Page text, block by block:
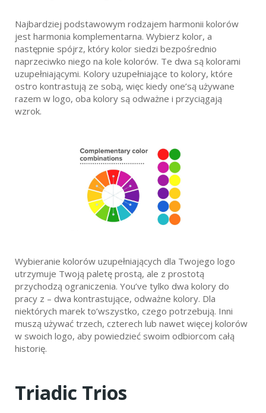
Najbardziej podstawowym rodzajem harmonii kolorów
jest harmonia komplementarna. Wybierz kolor, a
następnie spójrz, który kolor siedzi bezpośrednio
naprzeciwko niego na kole kolorów. Te dwa są kolorami
uzupełniającymi. Kolory uzupełniające to kolory, które
ostro kontrastują ze sobą, więc kiedy one’są używane
razem w logo, oba kolory są odważne i przyciągają
wzrok.
Wybieranie kolorów uzupełniających dla Twojego logo
utrzymuje Twoją paletę prostą, ale z prostotą
przychodzą ograniczenia. You’ve tylko dwa kolory do
pracy z – dwa kontrastujące, odważne kolory. Dla
niektórych marek to’wszystko, czego potrzebują. Inni
muszą używać trzech, czterech lub nawet więcej kolorów
w swoich logo, aby powiedzieć swoim odbiorcom całą
historię.
Triadic Trios